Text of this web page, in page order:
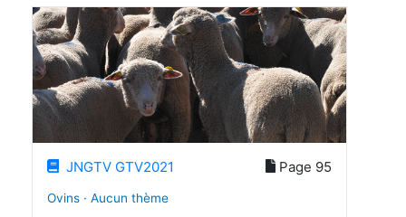
JNGTV GTV2021 Page 95
Ovins · Aucun thème